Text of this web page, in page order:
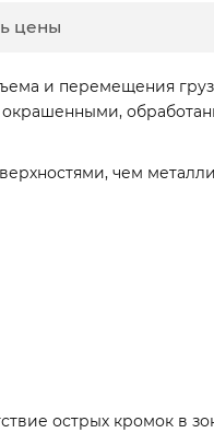
цены
и перемещения
чем
острых кромок в